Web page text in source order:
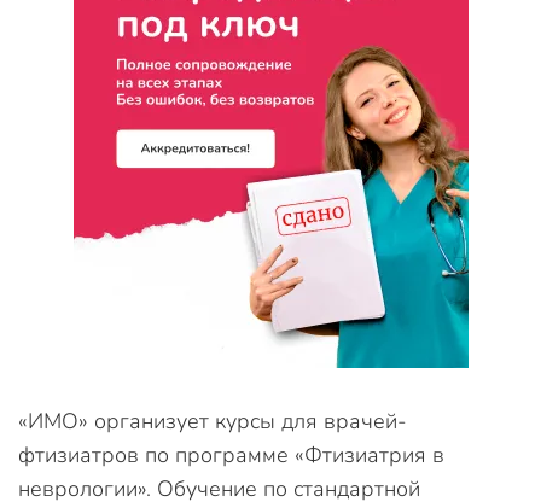
«ИМО» организует курсы для врачей-
фтизиатров по программе «Фтизиатрия в
неврологии». Обучение по стандартной